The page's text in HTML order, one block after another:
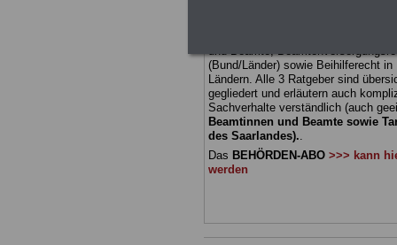
und Beamte,
(Bund/Länder) sowie Beihilferecht in
Ländern. Alle 3 Ratgeber sind
gegliedert und erläutern auch
Sachverhalte verständlich (auch
Beamtinnen und Beamte sowie
des Saarlandes)..
Das BEHÖRDEN-ABO >>> kann
werden